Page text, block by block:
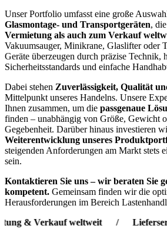
Unser Portfolio umfasst eine große
Glasmontage- und Transportgeräten,
Vermietung als auch zum Verkauf
Vakuumsauger, Minikrane, Glaslifter oder
Geräte überzeugen durch präzise Technik,
Sicherheitsstandards und einfache
Dabei stehen Zuverlässigkeit, Qualität
Mittelpunkt unseres Handelns. Unsere
Ihnen zusammen, um die passgenaue
finden – unabhängig von Größe, Gewicht
Gegebenheit. Darüber hinaus investieren
Weiterentwicklung unseres
steigenden Anforderungen am Markt stets
sein.
Kontaktieren Sie uns – wir beraten Sie
kompetent. Gemeinsam finden wir die
Herausforderungen im Bereich
Verkauf weltweit / Lieferservice